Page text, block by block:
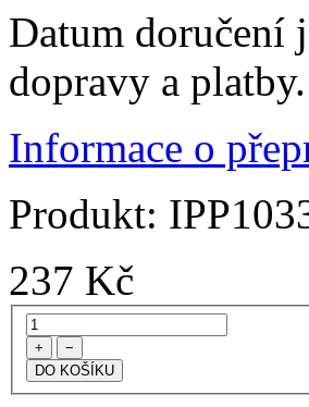
Datum doručení
dopravy a platby.
Informace o
Produkt:
237 Kč
+ −